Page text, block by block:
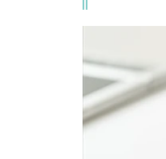
冷凍
の秘
密
1.4